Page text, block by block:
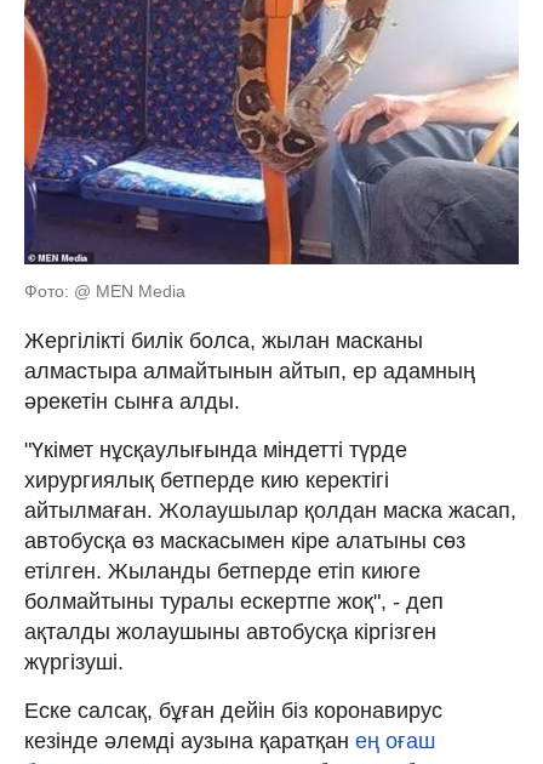
Фото: @ MEN Media
Жергілікті билік болса, жылан масканы
алмастыра алмайтынын айтып, ер адамның
әрекетін сынға алды.
"Үкімет нұсқаулығында міндетті түрде
хирургиялық бетперде кию керектігі
айтылмаған. Жолаушылар қолдан маска жасап,
автобусқа өз маскасымен кіре алатыны сөз
етілген. Жыланды бетперде етіп киюге
болмайтыны туралы ескертпе жоқ", - деп
ақталды жолаушыны автобусқа кіргізген
жүргізуші.
Еске салсақ, бұған дейін біз коронавирус
кезінде әлемді аузына қаратқан ең оғаш